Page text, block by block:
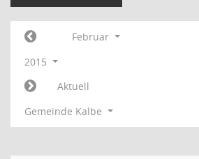
Februar
2015
Aktuell
Gemeinde Kalbe